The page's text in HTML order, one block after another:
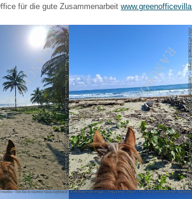
für die gute Zusammenarbeit